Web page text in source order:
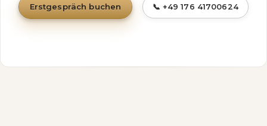
Erstgespräch buchen 📞 +49 176 41700624